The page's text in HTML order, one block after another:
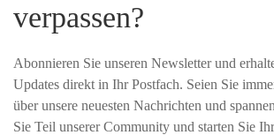
verpassen?
Abonnieren Sie unseren Newsletter und
Updates direkt in Ihr Postfach. Seien Sie
über unsere neuesten Nachrichten und
Sie Teil unserer Community und starten Sie